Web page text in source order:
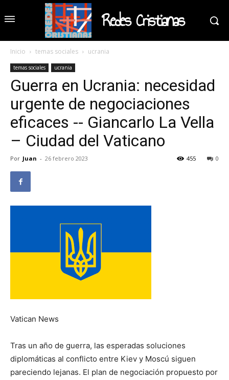
Redes Cristianas
Inicio temas sociales ucrania
temas sociales ucrania
Guerra en Ucrania: necesidad
urgente de negociaciones
eficaces -- Giancarlo La Vella
– Ciudad del Vaticano
Por Juan - 26 febrero 2023 0
455
Vatican News
Tras un año de guerra, las esperadas soluciones
diplomáticas al conflicto entre Kiev y Moscú siguen
pareciendo lejanas. El plan de negociación propuesto por